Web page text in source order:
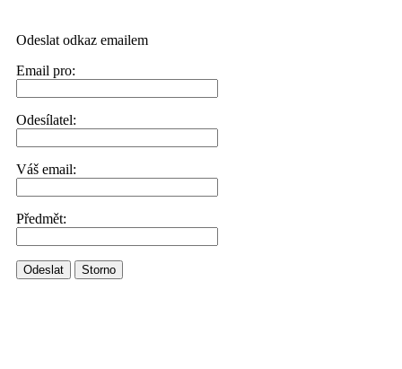
Odeslat odkaz emailem
Email pro:
Odesílatel:
Váš email:
Předmět:
Odeslat Storno